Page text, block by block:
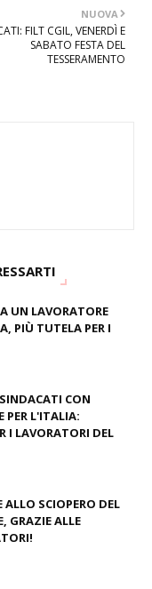
NUOVA
FILT CGIL, VENERDÌ E
SABATO FESTA DEL
TESSERAMENTO
UN LAVORATORE
PIÙ TUTELA PER I
CON
PER L'ITALIA:
I LAVORATORI DEL
SCIOPERO DEL
GRAZIE ALLE